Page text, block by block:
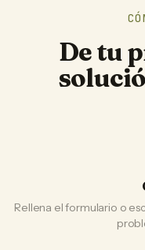
De tu
Rellena el formulario o